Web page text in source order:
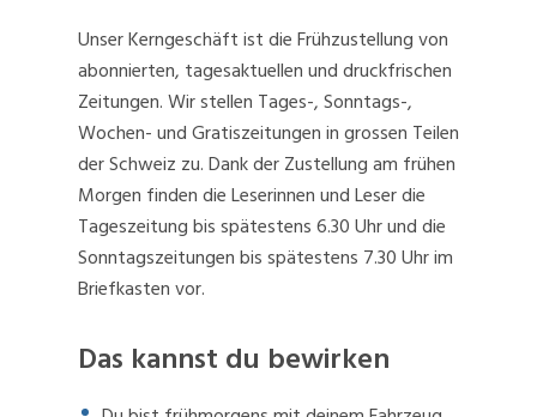
Unser Kerngeschäft ist die Frühzustellung von
abonnierten, tagesaktuellen und druckfrischen
Zeitungen. Wir stellen Tages-, Sonntags-,
Wochen- und Gratiszeitungen in grossen Teilen
der Schweiz zu. Dank der Zustellung am frühen
Morgen finden die Leserinnen und Leser die
Tageszeitung bis spätestens 6.30 Uhr und die
Sonntagszeitungen bis spätestens 7.30 Uhr im
Briefkasten vor.
Das kannst du bewirken